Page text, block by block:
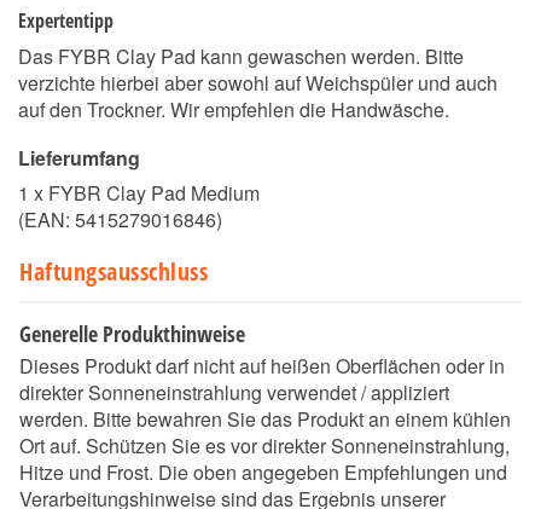
Expertentipp
Das FYBR Clay Pad kann gewaschen werden. Bitte
verzichte hierbei aber sowohl auf Weichspüler und auch
auf den Trockner. Wir empfehlen die Handwäsche.
Lieferumfang
1 x FYBR Clay Pad Medium
(EAN: 5415279016846)
Haftungsausschluss
Generelle Produkthinweise
Dieses Produkt darf nicht auf heißen Oberflächen oder in
direkter Sonneneinstrahlung verwendet / appliziert
werden. Bitte bewahren Sie das Produkt an einem kühlen
Ort auf. Schützen Sie es vor direkter Sonneneinstrahlung,
Hitze und Frost. Die oben angegeben Empfehlungen und
Verarbeitungshinweise sind das Ergebnis unserer